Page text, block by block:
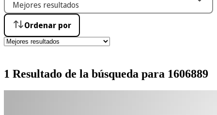
1 Resultado de la búsqueda para 1606889
Ordenar por